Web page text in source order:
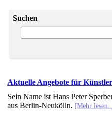
Suchen
Aktuelle Angebote für
Sein Name ist Hans Peter
aus Berlin-Neukölln. [Mehr